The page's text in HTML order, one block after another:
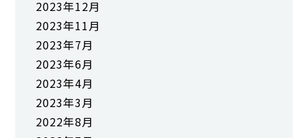
2023年12月
2023年11月
2023年7月
2023年6月
2023年4月
2023年3月
2022年8月